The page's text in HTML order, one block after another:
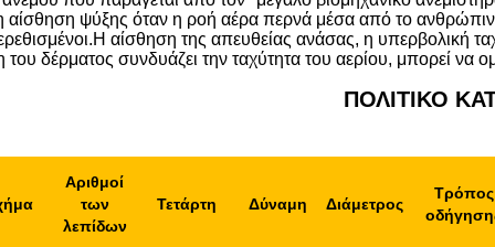
αίσθηση ψύξης όταν η ροή αέρα περνά μέσα από το
αίσθηση της απευθείας ανάσας, η υπερβολική
του δέρματος συνδυάζει την ταχύτητα του αερίου, μπορεί
ΠΟΛΙΤΙΚΟ
Αριθμοί
των
λεπίδων
Τετάρτη Δύναμη Διάμετρος
Τρόπος